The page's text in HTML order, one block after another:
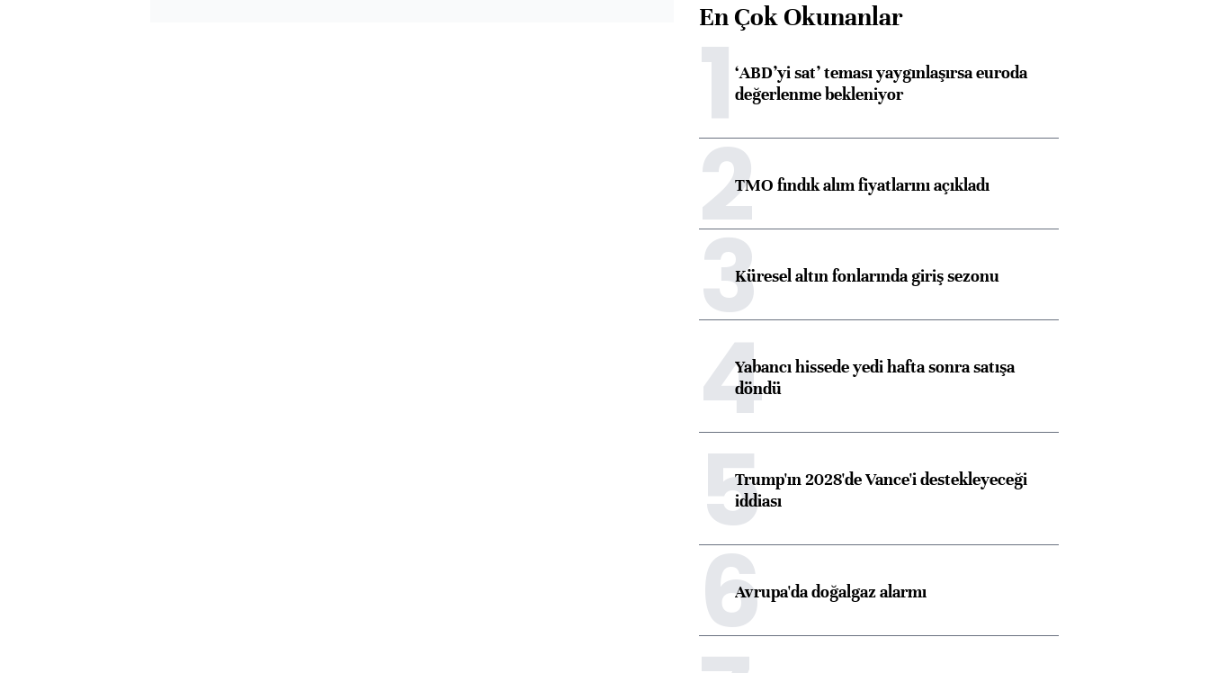
En Çok Okunanlar
1‘ABD’yi sat’ teması yaygınlaşırsa euroda
değerlenme bekleniyor
2TMO fındık alım fiyatlarını açıkladı
3Küresel altın fonlarında giriş sezonu
4Yabancı hissede yedi hafta sonra satışa
döndü
5Trump'ın 2028'de Vance'i destekleyeceği
iddiası
6Avrupa'da doğalgaz alarmı